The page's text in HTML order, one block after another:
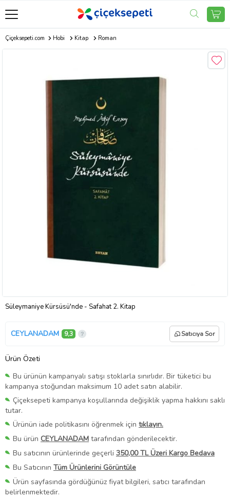
Çiçeksepeti.com Hobi Kitap Roman
Süleymaniye Kürsüsü'nde - Safahat 2. Kitap
CEYLANADAM 9,3 Satıcıya Sor
Ürün Özeti
Bu ürünün kampanyalı satışı stoklarla sınırlıdır. Bir tüketici bu
kampanya stoğundan maksimum 10 adet satın alabilir.
Çiçeksepeti kampanya koşullarında değişiklik yapma hakkını saklı
tutar.
Ürünün iade politikasını öğrenmek için tıklayın.
Bu ürün CEYLANADAM tarafından gönderilecektir.
Bu satıcının ürünlerinde geçerli 350,00 TL Üzeri Kargo Bedava
Bu Satıcının Tüm Ürünlerini Görüntüle
Ürün sayfasında gördüğünüz fiyat bilgileri, satıcı tarafından
belirlenmektedir.